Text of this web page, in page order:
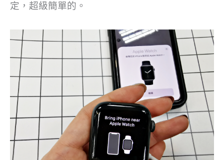
定，超級簡單的。